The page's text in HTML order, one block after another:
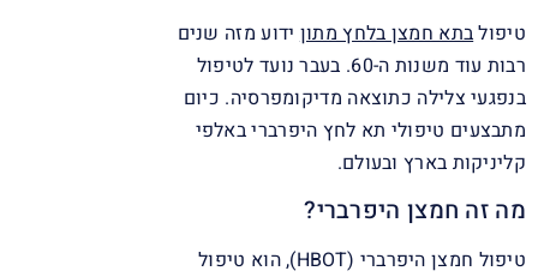
טיפולבתא חמצן בלחץ מתוןידוע מזה שנים
רבות עוד משנות ה-60. בעבר נועד לטיפול
בנפגעי צלילה כתוצאה מדיקומפרסיה. כיום
מתבצעים טיפולי תא לחץ היפרברי באלפי
קליניקות בארץ ובעולם.
מה זה חמצן היפרברי?
טיפול חמצן היפרברי (HBOT), הוא טיפול